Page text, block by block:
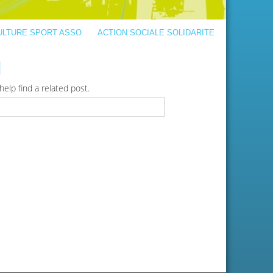
SPORT ASSO ACTION SOCIALE SOLIDARITE
find a related post.